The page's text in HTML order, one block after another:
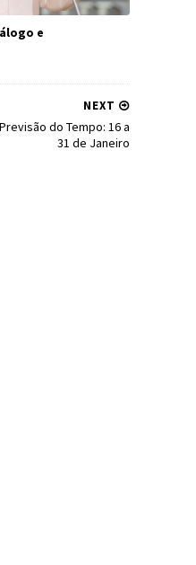
e
NEXT
Previsão do Tempo: 16 a
31 de Janeiro